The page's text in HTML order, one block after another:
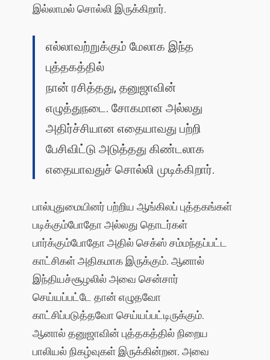
இல்லாமல் சொல்லி இருக்கிறார்.
எல்லாவற்றுக்கும் மேலாக இந்த
புத்தகத்தில்
நான் ரசித்தது, தனுஜாவின்
எழுத்துநடை. சோகமான அல்லது
அதிர்ச்சியான எதையாவது பற்றி
பேசிவிட்டு அடுத்தது கிண்டலாக
எதையாவதுச் சொல்லி முடிக்கிறார்.
பால்புதுமையினர் பற்றிய ஆங்கிலப் புத்தகங்கள்
படிக்கும்போதோ அல்லது தொடர்கள்
பார்க்கும்போதோ அதில் செக்ஸ் சம்மந்தப்பட்ட
காட்சிகள் அதிகமாக இருக்கும். ஆனால்
இந்தியச்சூழலில் அவை சென்சார்
செய்யப்பட்டே தான் எழுதவோ
காட்சிப்படுத்தவோ செய்யப்பட்டிருக்கும்.
ஆனால் தனுஜாவின் புத்தகத்தில் நிறைய
பாலியல் நிகழ்வுகள் இருக்கின்றன. அவை